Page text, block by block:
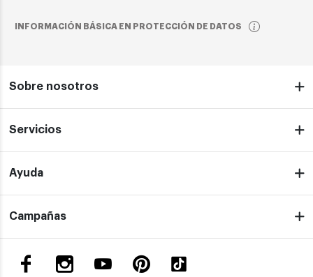
INFORMACIÓN BÁSICA EN PROTECCIÓN DE DATOS
Sobre nosotros
Servicios
Ayuda
Campañas